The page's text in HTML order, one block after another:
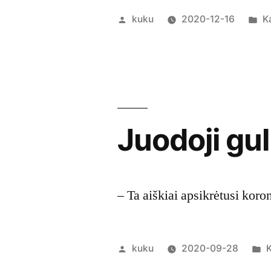
Posted
kuku 2020-12-16
Juodoji
– Ta aiškiai apsikrėtusi
Posted
kuku 2020-09-28